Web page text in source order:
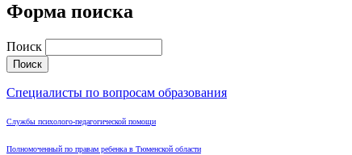
Форма поиска
Поиск
Специалисты по вопросам образования
Службы психолого-педагогической помощи
Полномоченный по правам ребенка в Тюменской области